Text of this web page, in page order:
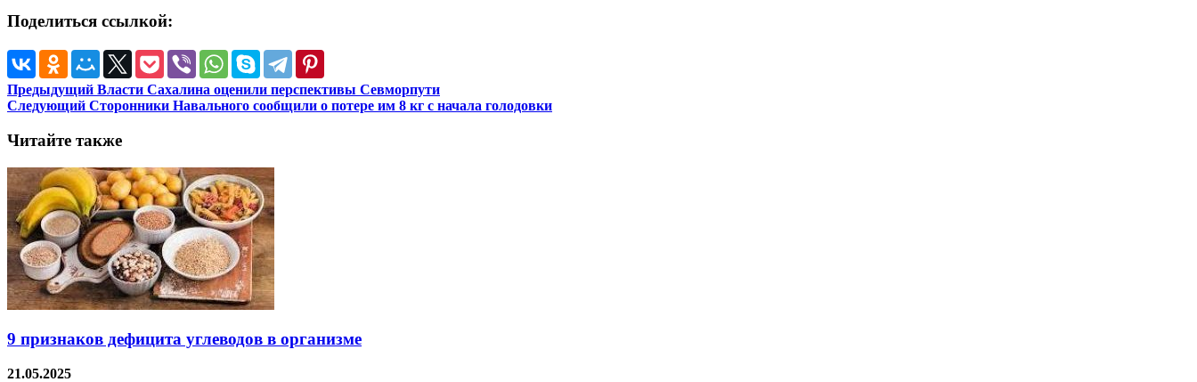
Поделиться ссылкой:
Предыдущий Власти Сахалина оценили перспективы Cевморпути
Следующий Сторонники Навального сообщили о потере им 8 кг с начала голодовки
Читайте также
9 признаков дефицита углеводов в организме
21.05.2025